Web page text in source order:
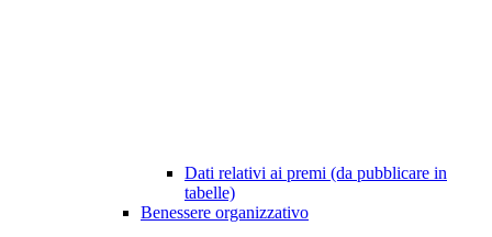
Dati relativi ai premi (da pubblicare in
tabelle)
Benessere organizzativo